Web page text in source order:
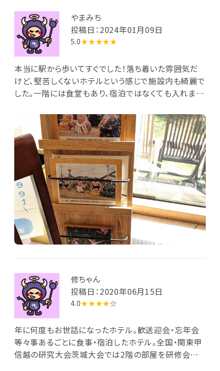
やまみち
投稿日：2024年01月09日
5.0★★★★★
本当に駅から歩いてすぐでした！落ち着いた雰囲気だ
けど、堅苦しくないホテルという感じで施設内も綺麗で
した。一階には食堂もあり、宿泊ではなくても入れま
の明るさの入る場所も多く。また、二階のホールも綺麗
で広かったです。
修ちゃん
投稿日：2020年06月15日
4.0★★★★☆
年に何度もお世話になったホテル。歓送迎会・忘年会
等々事あるごとに食事・宿泊したホテル。全国・関東甲
信越の研究大会茨城大会では2階の部屋を研修会場